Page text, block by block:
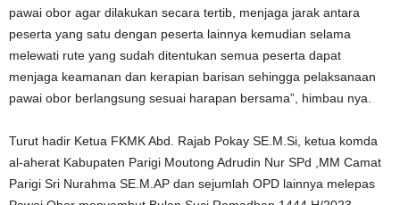
pawai obor agar dilakukan secara tertib, menjaga jarak antara
peserta yang satu dengan peserta lainnya kemudian selama
melewati rute yang sudah ditentukan semua peserta dapat
menjaga keamanan dan kerapian barisan sehingga pelaksanaan
pawai obor berlangsung sesuai harapan bersama”, himbau nya.
Turut hadir Ketua FKMK Abd. Rajab Pokay SE.M.Si, ketua komda
al-aherat Kabupaten Parigi Moutong Adrudin Nur SPd ,MM Camat
Parigi Sri Nurahma SE.M.AP dan sejumlah OPD lainnya melepas